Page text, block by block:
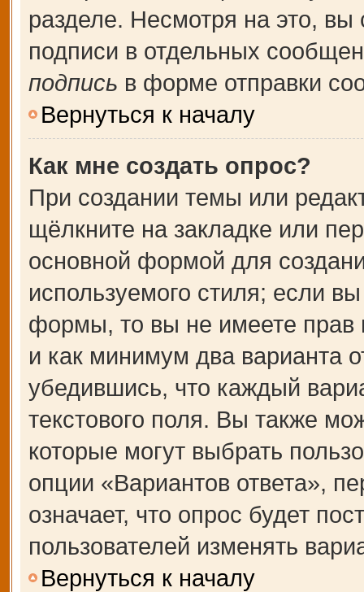
разделе. Несмотря на это,
подписи в отдельных
подпись в форме отправки
Вернуться к началу
Как мне создать опрос?
При создании темы или
щёлкните на закладке или
основной формой для
используемого стиля; если
формы, то вы не имеете прав
и как минимум два варианта
убедившись, что каждый
текстового поля. Вы также
которые могут выбрать
опции «Вариантов ответа»,
означает, что опрос будет
пользователей изменять
Вернуться к началу